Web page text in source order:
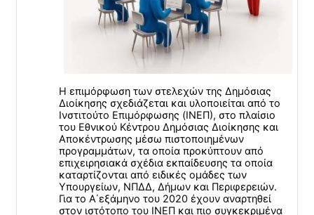
Η επιμόρφωση των στελεχών της Δημόσιας
Διοίκησης σχεδιάζεται και υλοποιείται από το
Ινστιτούτο Επιμόρφωσης (ΙΝΕΠ), στο πλαίσιο
του Εθνικού Κέντρου Δημόσιας Διοίκησης και
Αποκέντρωσης μέσω πιστοποιημένων
προγραμμάτων, τα οποία προκύπτουν από
επιχειρησιακά σχέδια εκπαίδευσης τα οποία
καταρτίζονται από ειδικές ομάδες των
Υπουργείων, ΝΠΔΔ, Δήμων και Περιφερειών.
Για το Α΄εξάμηνο του 2020 έχουν αναρτηθεί
στον ιστότοπο του ΙΝΕΠ και πιο συγκεκριμένα